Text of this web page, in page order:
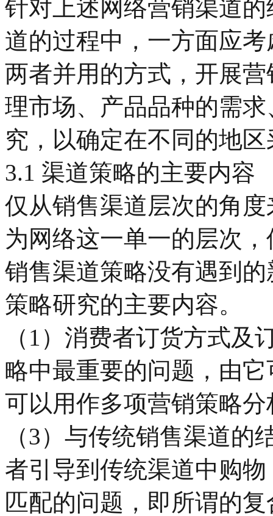
针对上述网络营销渠道
道的过程中，一方面应
两者并用的方式，开展
理市场、产品品种的需
究，以确定在不同的地
3.1 渠道策略的主要内容
仅从销售渠道层次的角
为网络这一单一的层次
销售渠道策略没有遇到
策略研究的主要内容。
（1）消费者订货方式
略中最重要的问题，由
可以用作多项营销策略
（3）与传统销售渠道
者引导到传统渠道中购
匹配的问题，即所谓的